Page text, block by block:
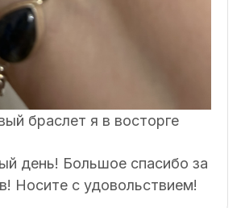
браслет я в восторге
день! Большое спасибо за
Носите с удовольствием!